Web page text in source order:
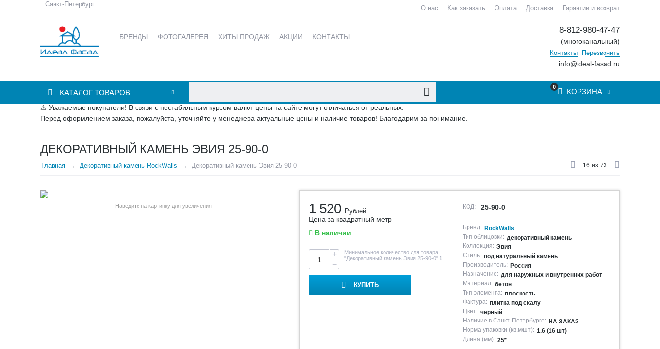
Санкт-Петербург
О нас Как заказать Оплата Доставка Гарантии и возврат
БРЕНДЫ ФОТОГАЛЕРЕЯ ХИТЫ ПРОДАЖ АКЦИИ КОНТАКТЫ
8-812-980-47-47
(многоканальный)
Контакты Перезвонить
info@ideal-fasad.ru
КАТАЛОГ ТОВАРОВ
0
КОРЗИНА
⚠ Уважаемые покупатели! В связи с нестабильным курсом валют цены на сайте могут отличаться от реальных.
Перед оформлением заказа, пожалуйста, уточняйте у менеджера актуальные цены и наличие товаров! Благодарим за понимание.
ДЕКОРАТИВНЫЙ КАМЕНЬ ЭВИЯ 25-90-0
Главная Декоративный камень RockWalls Декоративный камень Эвия 25-90-0 16 из 73
Наведите на картинку для увеличения 1 520 Рублей
Цена за квадратный метр
В наличии
+
−
Минимальное количество для товара
"Декоративный камень Эвия 25-90-0" 1
КУПИТЬ
КОД: 25-90-0
Бренд: RockWalls
Тип облицовки: декоративный камень
Коллекция: Эвия
Стиль: под натуральный камень
Производитель: Россия
Назначение: для наружных и внутренних работ
Материал: бетон
Тип элемента: плоскость
Фактура: плитка под скалу
Цвет: черный
Наличие в Санкт-Петербурге: НА ЗАКАЗ
Норма упаковки (кв.м/шт): 1.6 (16 шт)
Длина (мм): 25*